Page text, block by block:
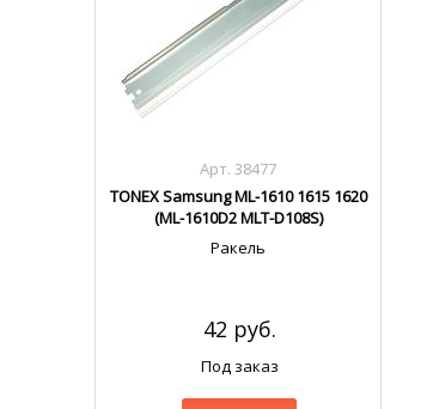
Арт. 38477
TONEX Samsung ML-1610 1615 1620
(ML-1610D2 MLT-D108S)
Ракель
42 руб.
Под заказ